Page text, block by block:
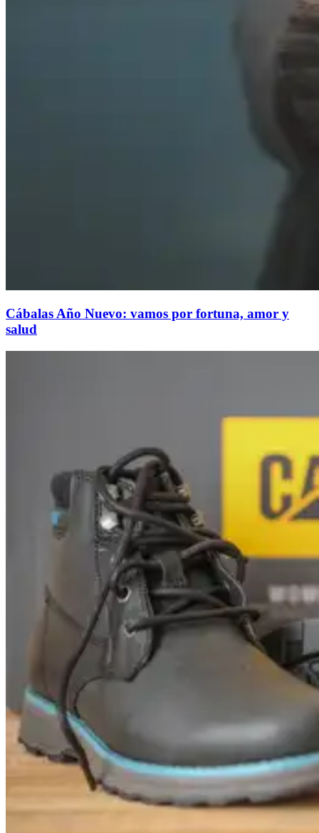
Cábalas Año Nuevo: vamos por fortuna, amor y
salud